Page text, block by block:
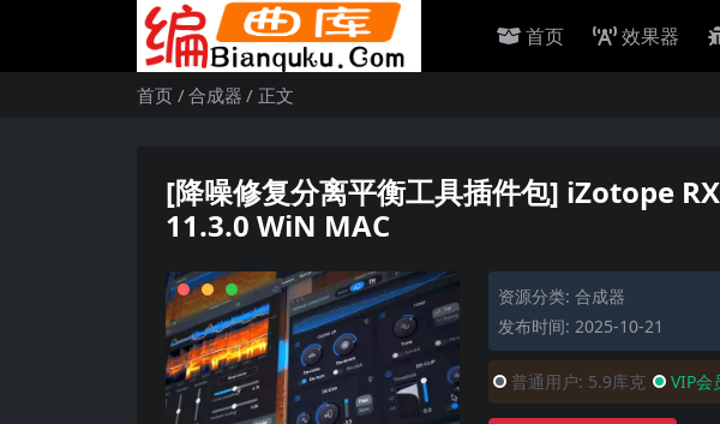
首页 效果器
首页 合成器 正文
[降噪修复分离平衡工具插件包] iZotope
11.3.0 WiN MAC
资源分类: 合成器
发布时间: 2025-10-21
普通用户: 5.9库克 VIP会